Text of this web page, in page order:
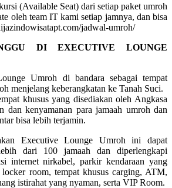
(Available Seat) dari setiap paket umroh
oleh team IT kami setiap jamnya, dan bisa
jadwal-umroh/
DI EXECUTIVE LOUNGE
Umroh di bandara sebagai tempat
menjelang keberangkatan ke Tanah Suci.
khusus yang disediakan oleh Angkasa
dan kenyamanan para jamaah umroh dan
bisa lebih terjamin.
Executive Lounge Umroh ini dapat
dari 100 jamaah dan diperlengkapi
internet nirkabel, parkir kendaraan yang
room, tempat khusus carging, ATM,
istirahat yang nyaman, serta VIP Room.